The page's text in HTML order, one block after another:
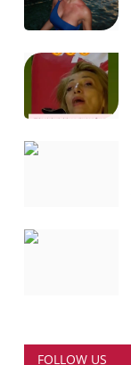
FOLLOW US